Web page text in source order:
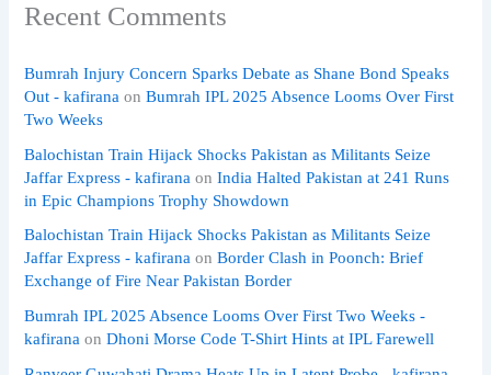
Recent Comments
Bumrah Injury Concern Sparks Debate as Shane Bond Speaks
Out - kafirana onBumrah IPL 2025 Absence Looms Over First
Two Weeks
Balochistan Train Hijack Shocks Pakistan as Militants Seize
Jaffar Express - kafirana onIndia Halted Pakistan at 241 Runs
in Epic Champions Trophy Showdown
Balochistan Train Hijack Shocks Pakistan as Militants Seize
Jaffar Express - kafirana onBorder Clash in Poonch: Brief
Exchange of Fire Near Pakistan Border
Bumrah IPL 2025 Absence Looms Over First Two Weeks -
kafirana onDhoni Morse Code T-Shirt Hints at IPL Farewell